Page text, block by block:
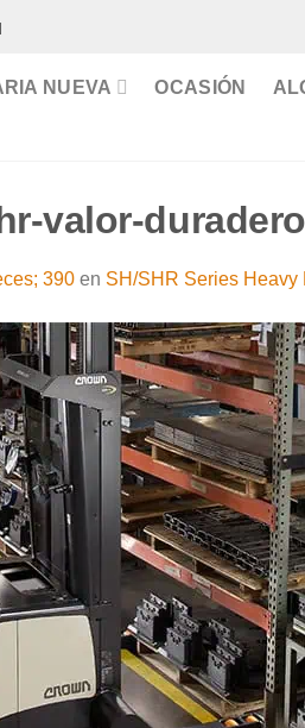
NUEVA OCASIÓN
valor-duradero
390 en SH/SHR Series Heavy